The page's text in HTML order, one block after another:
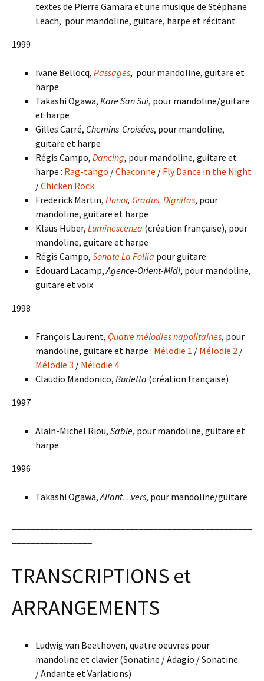
textes de Pierre Gamara et une musique de Stéphane
Leach, pour mandoline, guitare, harpe et récitant
1999
Ivane Bellocq, Passages, pour mandoline, guitare et
harpe
Takashi Ogawa, Kare San Sui, pour mandoline/guitare
et harpe
Gilles Carré, Chemins-Croisées, pour mandoline,
guitare et harpe
Régis Campo, Dancing, pour mandoline, guitare et
harpe : Rag-tango /Chaconne / Fly Dance in the Night
/Chicken Rock
Frederick Martin, Honor, Gradus, Dignitas, pour
mandoline, guitare et harpe
Klaus Huber, Luminescenza (création française), pour
mandoline, guitare et harpe
Régis Campo, Sonate La Follia pour guitare
Edouard Lacamp,Agence-Orient-Midi, pour mandoline,
guitare et voix
1998
François Laurent, Quatre mélodies napolitaines, pour
mandoline, guitare et harpe : Mélodie 1 / Mélodie 2 /
Mélodie 3 / Mélodie 4
Claudio Mandonico, Burletta (création française)
1997
Alain-Michel Riou, Sable, pour mandoline, guitare et
harpe
1996
Takashi Ogawa,Allant…vers, pour mandoline/guitare
TRANSCRIPTIONS et
ARRANGEMENTS
Ludwig van Beethoven, quatre oeuvres pour
mandoline et clavier (Sonatine / Adagio / Sonatine
/ Andante et Variations)